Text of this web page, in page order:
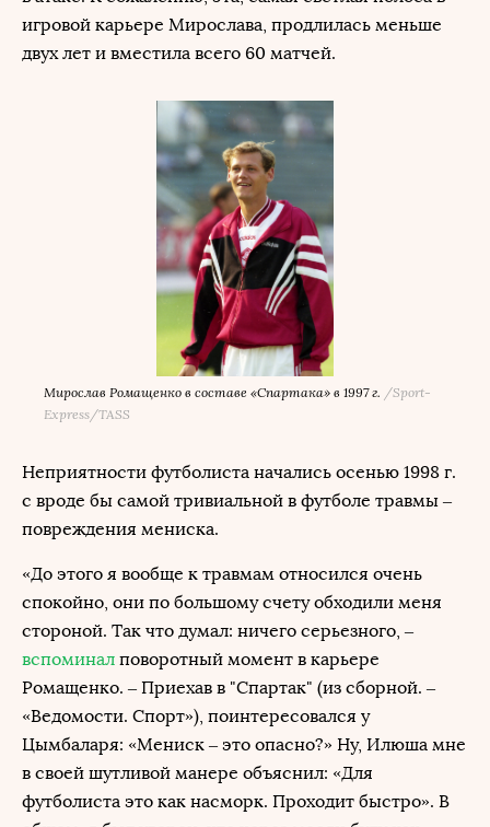
игровой карьере Мирослава, продлилась меньше
двух лет и вместила всего 60 матчей.
Мирослав Ромащенко в составе «Спартака» в 1997 г. /Sport-
Express/TASS
Неприятности футболиста начались осенью 1998 г.
с вроде бы самой тривиальной в футболе травмы –
повреждения мениска.
«До этого я вообще к травмам относился очень
спокойно, они по большому счету обходили меня
стороной. Так что думал: ничего серьезного, –
вспоминал поворотный момент в карьере
Ромащенко. – Приехав в "Спартак" (из сборной. –
«Ведомости. Спорт»), поинтересовался у
Цымбаларя: «Мениск – это опасно?» Ну, Илюша мне
в своей шутливой манере объяснил: «Для
футболиста это как насморк. Проходит быстро». В